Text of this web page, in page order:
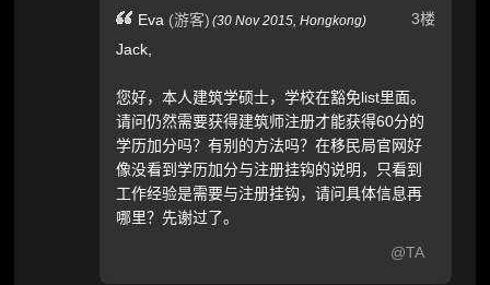
3楼
Eva (游客) (30 Nov 2015,Hongkong)
Jack,
您好，本人建筑学硕士，学校在豁免list里面。
请问仍然需要获得建筑师注册才能获得60分的
学历加分吗？有别的方法吗？在移民局官网好
像没看到学历加分与注册挂钩的说明，只看到
工作经验是需要与注册挂钩，请问具体信息再
哪里？先谢过了。
@TA